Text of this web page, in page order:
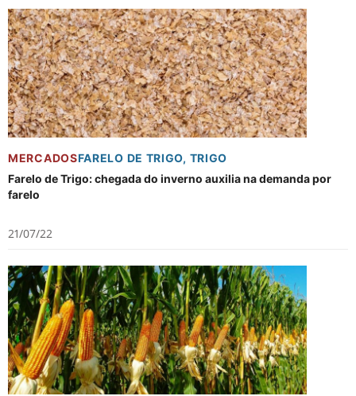
MERCADOSFARELO DE TRIGO, TRIGO
Farelo de Trigo: chegada do inverno auxilia na demanda por
farelo
21/07/22